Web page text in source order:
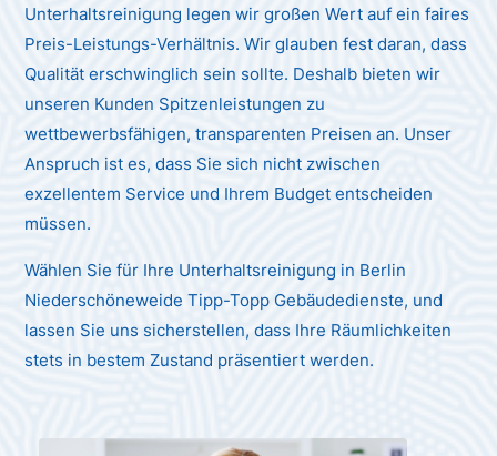
Unterhaltsreinigung legen wir großen Wert auf ein faires
Preis-Leistungs-Verhältnis. Wir glauben fest daran, dass
Qualität erschwinglich sein sollte. Deshalb bieten wir
unseren Kunden Spitzenleistungen zu
wettbewerbsfähigen, transparenten Preisen an. Unser
Anspruch ist es, dass Sie sich nicht zwischen
exzellentem Service und Ihrem Budget entscheiden
müssen.
Wählen Sie für Ihre Unterhaltsreinigung in Berlin
Niederschöneweide Tipp-Topp Gebäudedienste, und
lassen Sie uns sicherstellen, dass Ihre Räumlichkeiten
stets in bestem Zustand präsentiert werden.